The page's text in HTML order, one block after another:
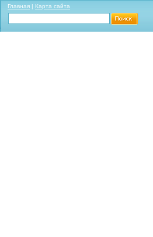
Главная | Карта сайта